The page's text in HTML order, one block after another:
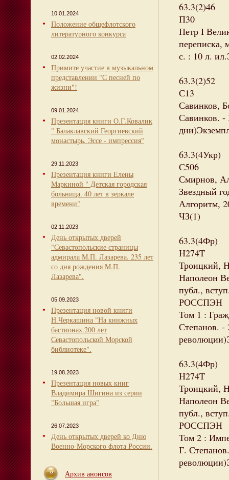
10.01.2024
Положение общефлотского
литературного конкурса
02.02.2024
Примите участие в музыкальном
представлении "С песней по
жизни"!
09.01.2024
Презентация книги О.Г.Ковалик
" Балаклавский Георгиевский
монастырь. Эссе - импрессия"
29.11.2023
Презентация книги Елены
Маркиной " Детская городская
больница. 40 лет в зеркале
времени"
02.11.2023
День открытых дверей
"Севастопольские страницы
адмирала М.П. Лазарева. 235 лет
со дня рождения М.П.
Лазарева".
05.09.2023
Презентация новой книги
Н.Черкашина "На книжных
бастионах.200 лет
Севастопольской Морской
библиотеке".
19.08.2023
Презентация новых книг
Владимира Шигина из серии
"Большая игра"
26.07.2023
День открытых дверей ко Дню
Военно-Морского флота России.
Архив анонсов
63.3(2)46
П30
Петр I
с. : 10 л.
63.3(2)52
С13
Савинков,
Савинков.
63.3(4Укр)
С506
Смирнов,
Звездный
Алгоритм,
ЧЗ(1)
63.3(4Фр)
Н274Т
Троицкий,
Наполеон
публ.,
РОССПЭН
Том 1 :
Степанов. -
63.3(4Фр)
Н274Т
Троицкий,
Наполеон
публ.,
РОССПЭН
Том 2 :
Г.